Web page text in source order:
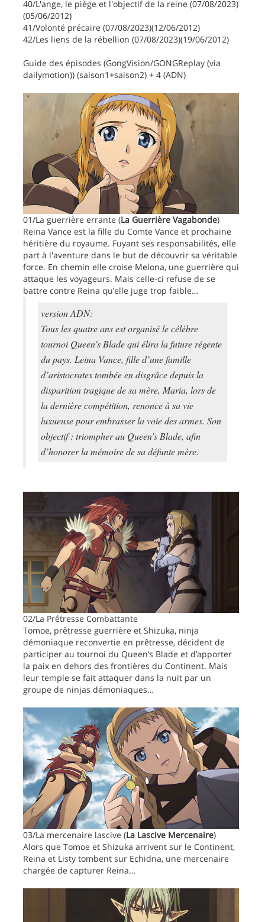
40/L'ange, le piège et l'objectif de la reine (07/08/2023)
(05/06/2012)
41/Volonté précaire (07/08/2023)(12/06/2012)
42/Les liens de la rébellion (07/08/2023)(19/06/2012)
Guide des épisodes (GongVision/GONGReplay (via
dailymotion)) (saison1+saison2) + 4 (ADN)
01/La guerrière errante (La Guerrière Vagabonde)
Reina Vance est la fille du Comte Vance et prochaine
héritière du royaume. Fuyant ses responsabilités, elle
part à l'aventure dans le but de découvrir sa véritable
force. En chemin elle croise Melona, une guerrière qui
attaque les voyageurs. Mais celle-ci refuse de se
battre contre Reina qu’elle juge trop faible…
version ADN:
Tous les quatre ans est organisé le célèbre
tournoi Queen's Blade qui élira la future régente
du pays. Leina Vance, fille d’une famille
d’aristocrates tombée en disgrâce depuis la
disparition tragique de sa mère, Maria, lors de
la dernière compétition, renonce à sa vie
luxueuse pour embrasser la voie des armes. Son
objectif : triompher au Queen’s Blade, afin
d’honorer la mémoire de sa défunte mère.
02/La Prêtresse Combattante
Tomoe, prêtresse guerrière et Shizuka, ninja
démoniaque reconvertie en prêtresse, décident de
participer au tournoi du Queen’s Blade et d’apporter
la paix en dehors des frontières du Continent. Mais
leur temple se fait attaquer dans la nuit par un
groupe de ninjas démoniaques…
03/La mercenaire lascive (La Lascive Mercenaire)
Alors que Tomoe et Shizuka arrivent sur le Continent,
Reina et Listy tombent sur Echidna, une mercenaire
chargée de capturer Reina…